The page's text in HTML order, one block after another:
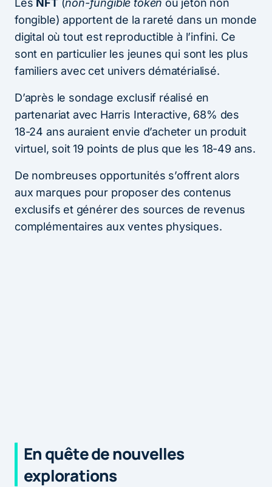
Les NFT(non-fungible token ou jeton non
fongible) apportent de la rareté dans un monde
digital où tout est reproductible à l’infini. Ce
sont en particulier les jeunes qui sont les plus
familiers avec cet univers dématérialisé.
D’après le sondage exclusif réalisé en
partenariat avec Harris Interactive, 68% des
18-24 ans auraient envie d’acheter un produit
virtuel, soit 19 points de plus que les 18-49 ans.
De nombreuses opportunités s’offrent alors
aux marques pour proposer des contenus
exclusifs et générer des sources de revenus
complémentaires aux ventes physiques.
En quête de nouvelles
explorations